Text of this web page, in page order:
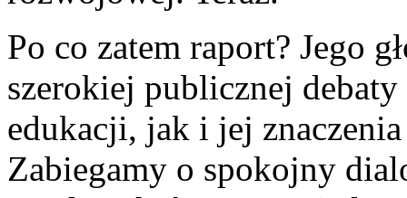
Po co zatem raport? Jego
szerokiej publicznej
edukacji, jak i jej
Zabiegamy o spokojny